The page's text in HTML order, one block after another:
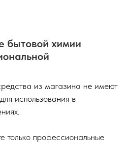
бытовой химии
из магазина не имеют
использования в
только профессиональные